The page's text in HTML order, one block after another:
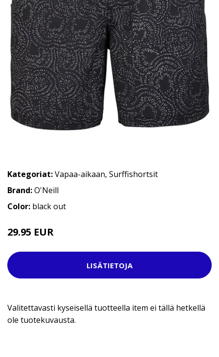
Kategoriat:Vapaa-aikaan, Surffishortsit
Brand:O'Neill
Color: black out
29.95 EUR
LISÄTIETOJA
Valitettavasti kyseisellä tuotteella item ei tällä hetkellä
ole tuotekuvausta.